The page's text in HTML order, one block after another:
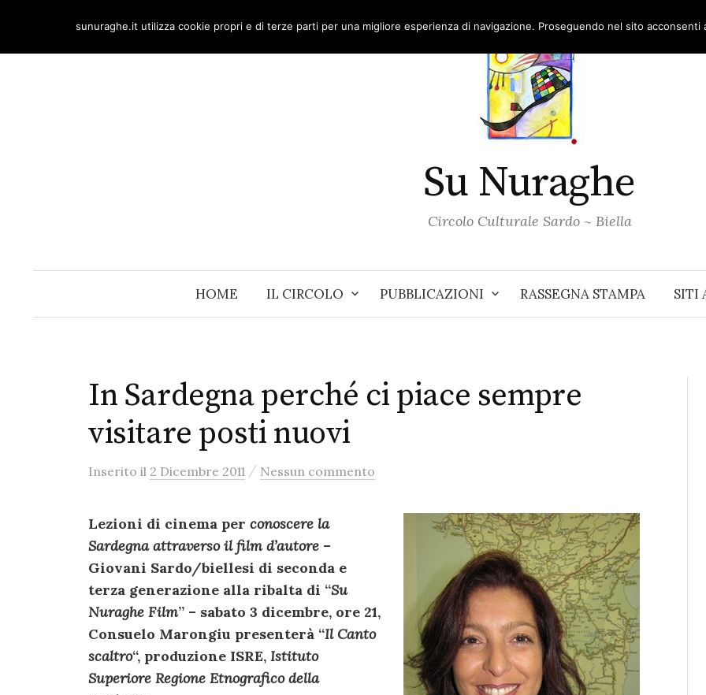
content
Su Nuraghe
Circolo Culturale Sardo ~ Biella
HOME IL CIRCOLO PUBBLICAZIONI RASSEGNA STAMPA SITI
In Sardegna perché ci piace sempre
visitare posti nuovi
Inserito il 2 Dicembre 2011 / Nessun commento
Lezioni di cinema per conoscere la
Sardegna attraverso il film d’autore –
Giovani Sardo/biellesi di seconda e
terza generazione alla ribalta di “Su
Nuraghe Film” – sabato 3 dicembre, ore 21,
Consuelo Marongiu presenterà “Il Canto
scaltro“, produzione ISRE, Istituto
Superiore Regione Etnografico della
sunuraghe.it utilizza cookie propri e di terze parti per una migliore esperienza di navigazione. Proseguendo nel sito acconsenti